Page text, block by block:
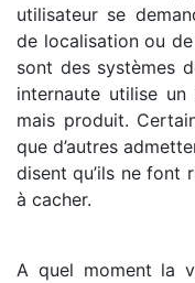
utilisateur se
de localisation ou
sont des systèmes
internaute utilise
mais produit.
que d’autres
disent qu’ils ne font
à cacher.
A quel moment la